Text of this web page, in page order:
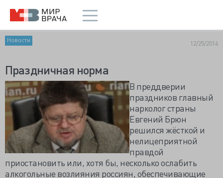
Новости 12/25/2014
Праздничная норма
В преддверии
праздников главный
нарколог страны
Евгений Брюн
решился жёсткой и
нелицеприятной
правдой
приостановить или, хотя бы, несколько ослабить
алкогольные возлияния россиян, обеспечивающие